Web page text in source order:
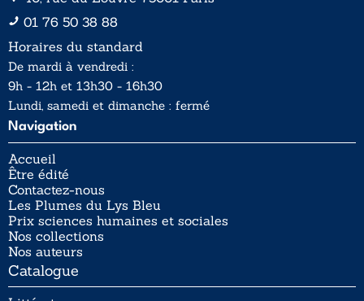
01 76 50 38 88
Horaires du standard
De mardi à vendredi :
9h - 12h et 13h30 - 16h30
Lundi, samedi et dimanche : fermé
Navigation
Accueil
Être édité
Contactez-nous
Les Plumes du Lys Bleu
Prix sciences humaines et sociales
Nos collections
Nos auteurs
Catalogue